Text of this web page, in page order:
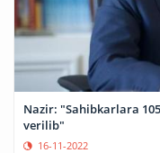
Nazir: "Sahibkarlara
verilib"
16-11-2022